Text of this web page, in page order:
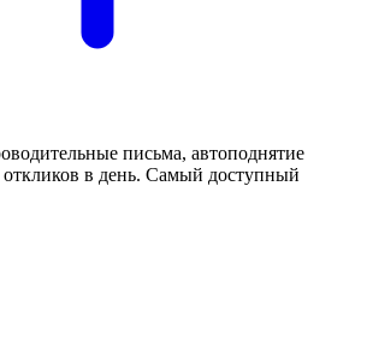
письма, автоподнятие
в день. Самый доступный